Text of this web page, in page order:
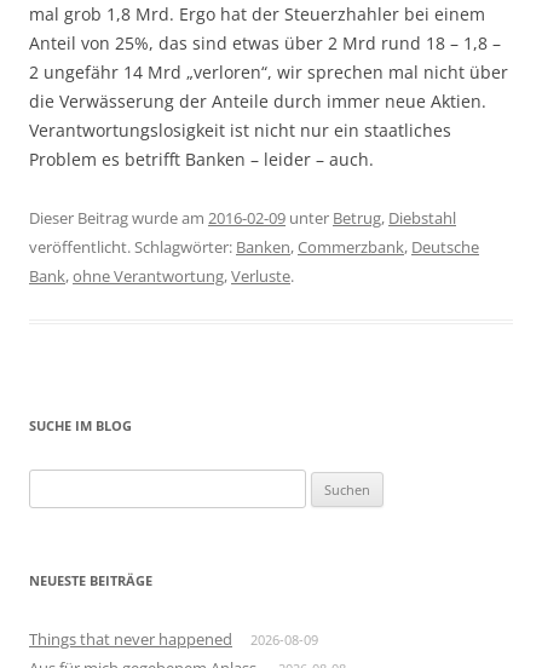
mal grob 1,8 Mrd. Ergo hat der Steuerzhahler bei einem
Anteil von 25%, das sind etwas über 2 Mrd rund 18 – 1,8 –
2 ungefähr 14 Mrd „verloren“, wir sprechen mal nicht über
die Verwässerung der Anteile durch immer neue Aktien.
Verantwortungslosigkeit ist nicht nur ein staatliches
Problem es betrifft Banken – leider – auch.
Dieser Beitrag wurde am 2016-02-09 unter Betrug, Diebstahl
veröffentlicht. Schlagwörter: Banken,Commerzbank, Deutsche
Bank,ohne Verantwortung,Verluste.
SUCHE IM BLOG
nach:
NEUESTE BEITRÄGE
Things that never happened 2026-08-09